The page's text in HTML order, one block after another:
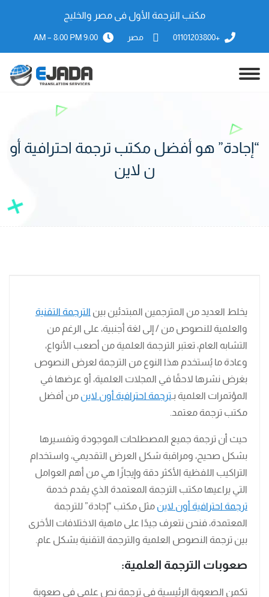
مكتب الترجمة الأول فى مصر والخليج
+01101203800 مصر 9:00 AM – 8:00 PM
“إجادة” هو أفضل مكتب ترجمة احترافية أو
ن لاين
يخلط العديد من المترجمين المبتدئين بين الترجمة التقنية
والعلمية للنصوص من / إلى لغة أجنبية، على الرغم من
التشابه العام، تعتبر الترجمة العلمية من أصعب الأنواع،
وعادة ما يُستخدم هذا النوع من الترجمة لعرض النصوص
بغرض نشرها لاحقًا في المجلات العلمية، أو عرضها في
المؤتمرات العلمية بـ ترجمة احترافية أون لاين من أفضل
مكتب ترجمة معتمد.
حيث أن ترجمة جميع المصطلحات الموجودة وتفسيرها
بشكل صحيح، ومراقبة شكل العرض التقديمي، واستخدام
التراكيب اللفظية الأكثر دقة وإيجازًا هي من أهم العوامل
التي يراعيها مكتب الترجمة المعتمدة الذي يقدم خدمة
ترجمة احترافية أون لاين مثل مكتب “إجادة” للترجمة
المعتمدة، فنحن نتعرف جيدًا على ماهية الاختلافات الأخرى
بين ترجمة النصوص العلمية والترجمة التقنية بشكل عام.
صعوبات الترجمة العلمية:
تكمن الصعوبة الرئيسية في ترجمة نص علمي في صعوبة